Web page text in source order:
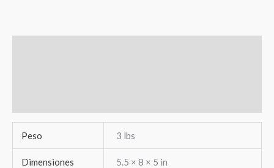
Peso 3 lbs
Dimensiones 5.5 × 8 × 5 in